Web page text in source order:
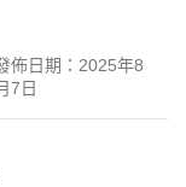
佈日期： 2025年8
7 日